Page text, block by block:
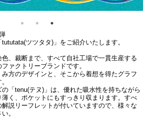
ツツタタ)」をご紹介いたします。
、裁断まで、すべて自社工場で一貫生産する
ァクトリーブランドです。
み方のデザインと、そこから着想を得たグラフ
「tenu(テヌ)」は、優れた吸水性を持ちながら
く、ポケットにもすっきり収まります。すべ
説リーフレットが付いていますので、様々な
。